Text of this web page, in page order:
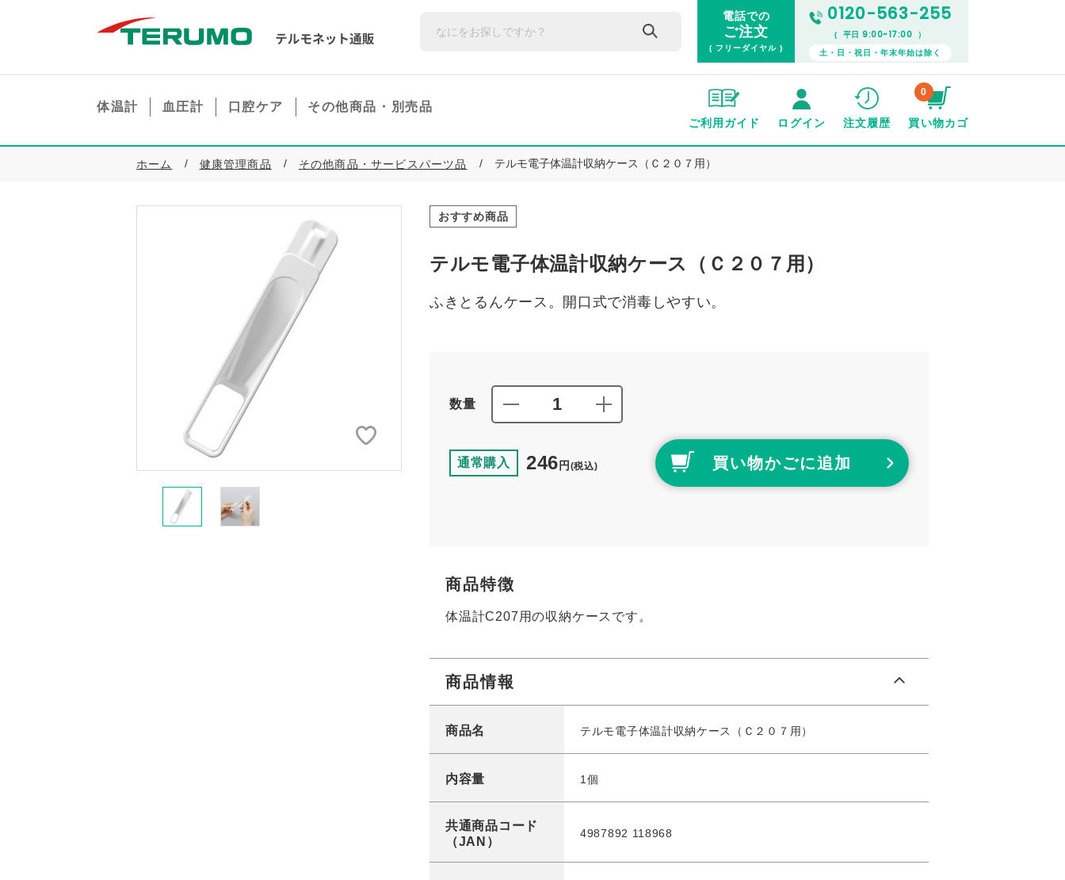
電話での
ご注文
( フリーダイヤル )
0120-563-255
( 平日9:00~17:00 ）
土・日・祝日・年末年始は除く
体温計 血圧計 口腔ケア その他商品・ 別売品
ご利用ガイド ログイン 注文履歴
0
買い物カゴ
ホーム 健康管理商品 その他商品・サービスパーツ品 テルモ電子体温計収納ケース（Ｃ２０７用）
おすすめ商品
テルモ電子体温計収納ケース（Ｃ２０７用）
ふきとるんケース。開口式で消毒しやすい。
数量
通常購入 246 円 (税込) 買い物かごに追加
商品特徴
体温計C207用の収納ケースです。
商品情報
商品名 テルモ電子体温計収納ケース（Ｃ２０７用）
内容量 1個
共通商品コード
（JAN）
4987892 118968